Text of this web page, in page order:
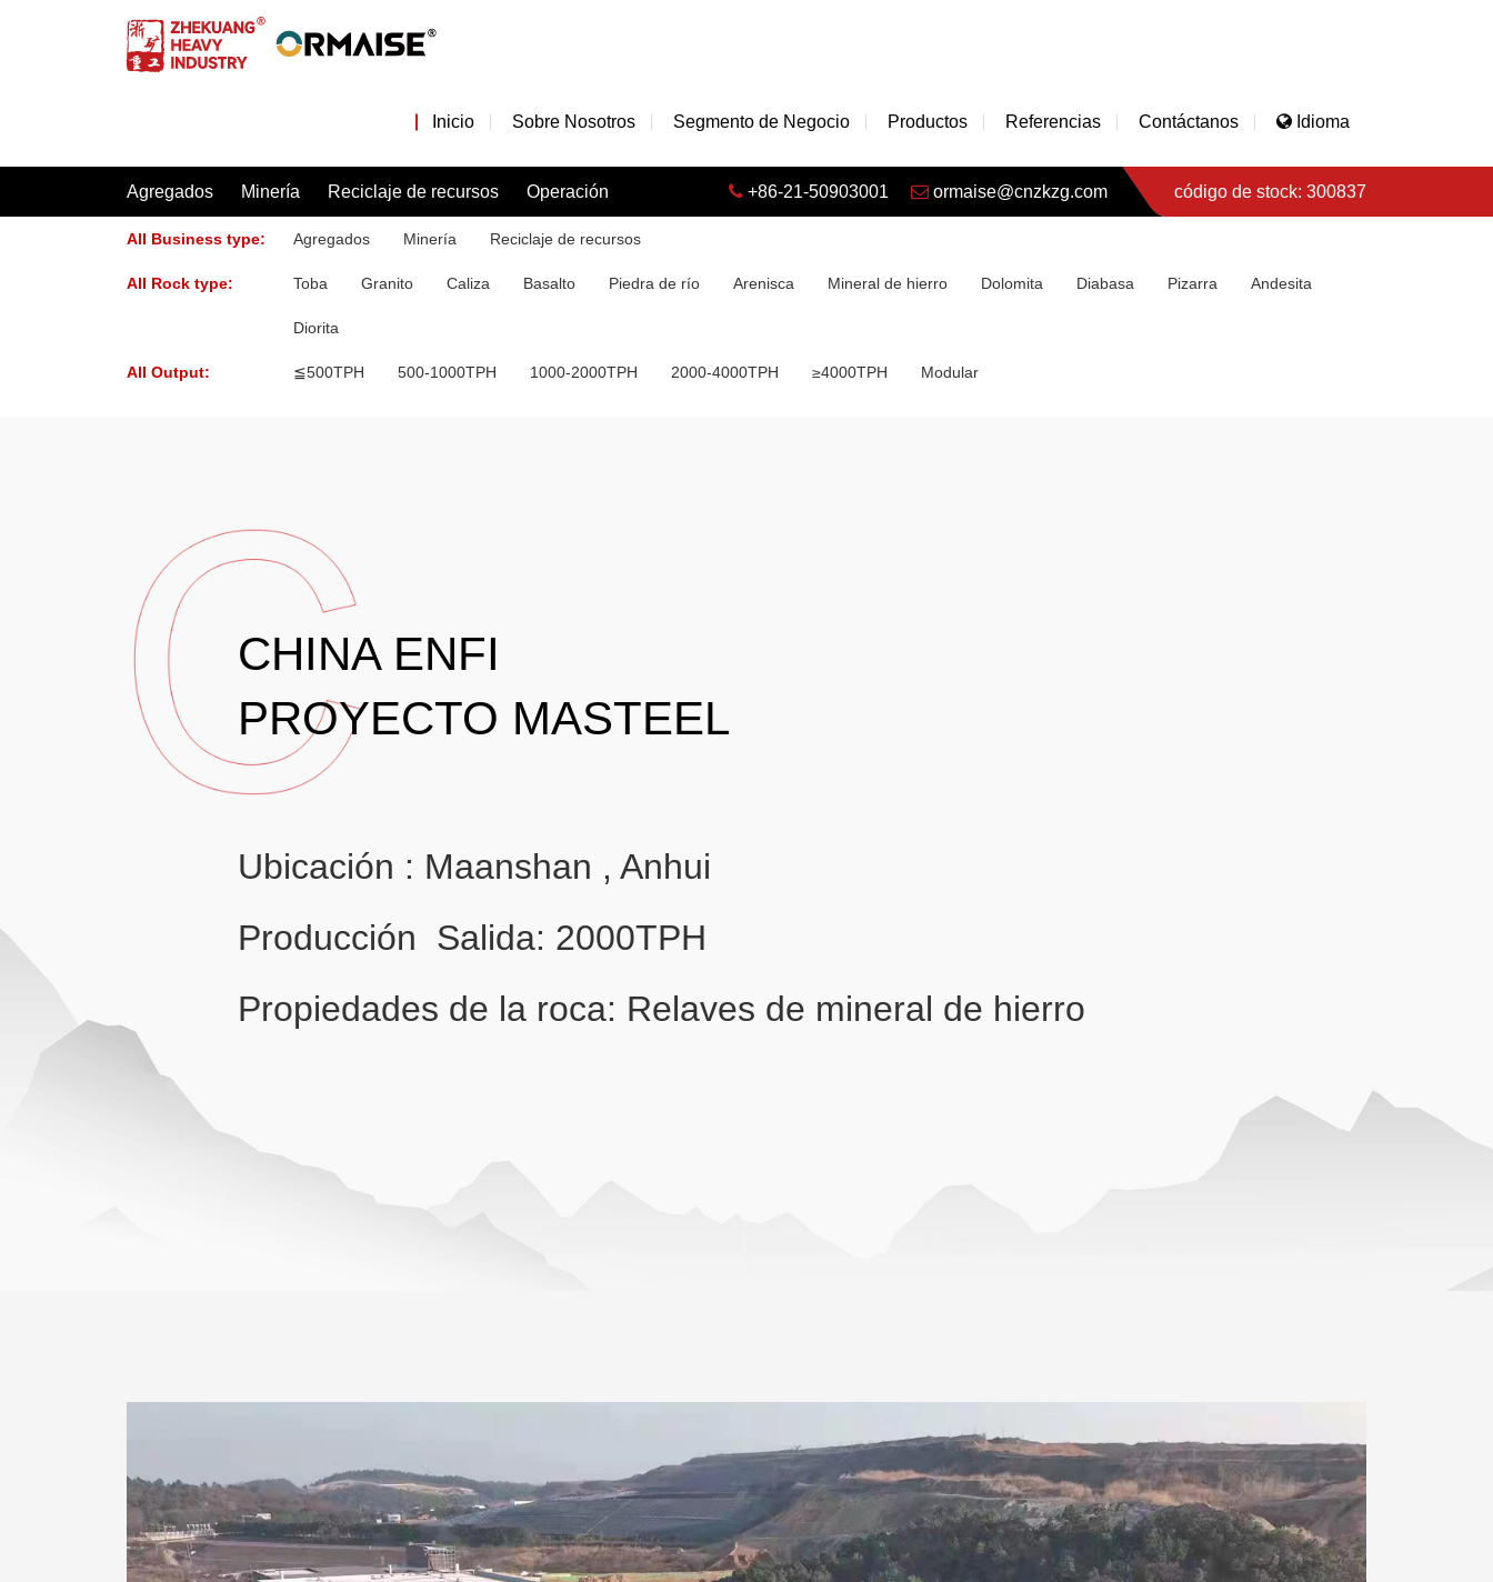
Inicio Sobre Nosotros Segmento de Negocio Productos Referencias Contáctanos Idioma
Agregados Minería Reciclaje de recursos Operación código de stock: 300837
+86-21-50903001 ormaise@cnzkzg.com
All Business type: Agregados Minería Reciclaje de recursos
All Rock type: Toba Granito Caliza Basalto Piedra de río Arenisca Mineral de hierro Dolomita Diabasa Pizarra Andesita
Diorita
All Output: ≦500TPH 500-1000TPH 1000-2000TPH 2000-4000TPH ≥4000TPH Modular
CHINA ENFI
PROYECTO MASTEEL
Ubicación : Maanshan , Anhui
Producción Salida: 2000TPH
Propiedades de la roca: Relaves de mineral de hierro